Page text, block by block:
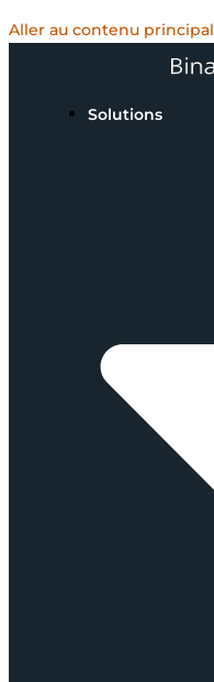
Aller au contenu principal
Solutions